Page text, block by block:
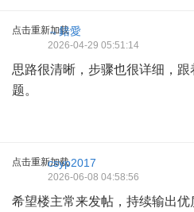
点击重新加载
﹃錯愛
2026-04-29 05:51:14
思路很清晰，步骤也很详细，
题。
点击重新加载csyp2017
2026-06-08 04:58:56
希望楼主常来发帖，持续输出